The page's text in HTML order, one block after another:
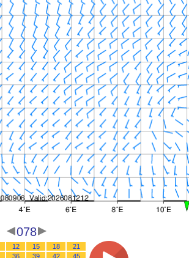
078
12 15 18
21
36 39 42
45